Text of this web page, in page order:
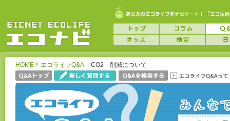
HOME エコライフQ&A CO2 削減について